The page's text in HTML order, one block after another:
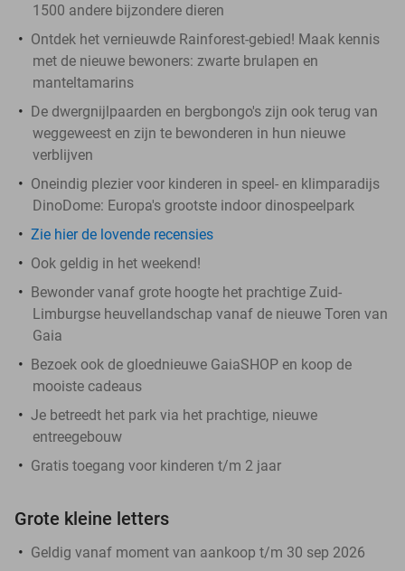
1500 andere bijzondere dieren
Ontdek het vernieuwde Rainforest-gebied! Maak kennis
met de nieuwe bewoners: zwarte brulapen en
manteltamarins
De dwergnijlpaarden en bergbongo's zijn ook terug van
weggeweest en zijn te bewonderen in hun nieuwe
verblijven
Oneindig plezier voor kinderen in speel- en klimparadijs
DinoDome: Europa's grootste indoor dinospeelpark
Zie hier de lovende recensies
Ook geldig in het weekend!
Bewonder vanaf grote hoogte het prachtige Zuid-
Limburgse heuvellandschap vanaf de nieuwe Toren van
Gaia
Bezoek ook de gloednieuwe GaiaSHOP en koop de
mooiste cadeaus
Je betreedt het park via het prachtige, nieuwe
entreegebouw
Gratis toegang voor kinderen t/m 2 jaar
Grote kleine letters
Geldig vanaf moment van aankoop t/m 30 sep 2026